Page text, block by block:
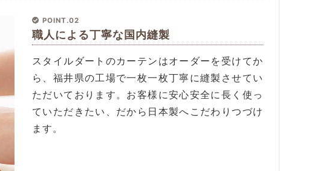
POINT.02
職人による丁寧な国内縫製
スタイルダートのカーテンはオーダーを受けてか
ら、福井県の工場で一枚一枚丁寧に縫製させてい
ただいております。お客様に安心安全に長く使っ
ていただきたい、だから日本製へこだわりつづけ
ます。